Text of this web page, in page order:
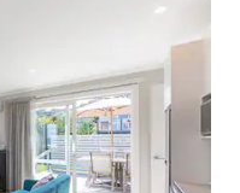
appréciés